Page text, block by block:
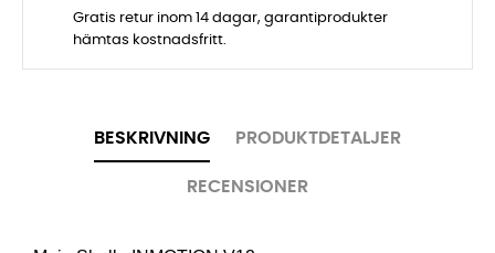
Gratis retur inom 14 dagar, garantiprodukter
hämtas kostnadsfritt.
BESKRIVNING PRODUKTDETALJER
RECENSIONER